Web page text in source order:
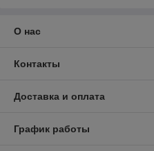
О нас
Контакты
Доставка и оплата
График работы